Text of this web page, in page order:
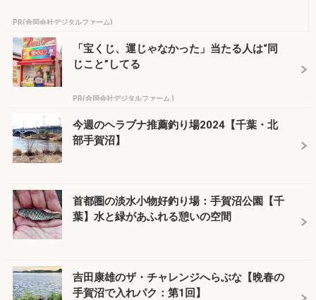
PR(合同会社デジタルファーム)
「宝くじ、運じゃなかった」当たる人は“同
じこと”してる
PR(合同会社デジタルファーム )
今週のヘラブナ推薦釣り場2024【千葉・北
部手賀沼】
首都圏の淡水小物好釣り場：手賀沼公園【千
葉】水と緑があふれる憩いの空間
吉田康雄のザ・チャレンジへらぶな【晩春の
手賀沼で入れパク：第1回】